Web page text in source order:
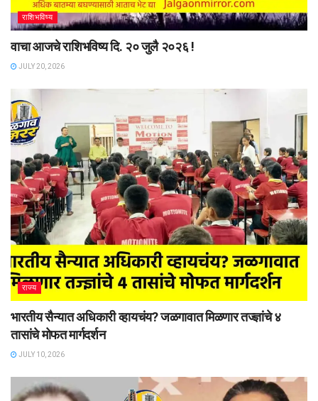
राशिभविष्य
वाचा आजचे राशिभविष्य दि. २० जुलै २०२६ !
JULY 20, 2026
राज्य
भारतीय सैन्यात अधिकारी व्हायचंय? जळगावात मिळणार तज्ज्ञांचे ४
तासांचे मोफत मार्गदर्शन
JULY 10, 2026